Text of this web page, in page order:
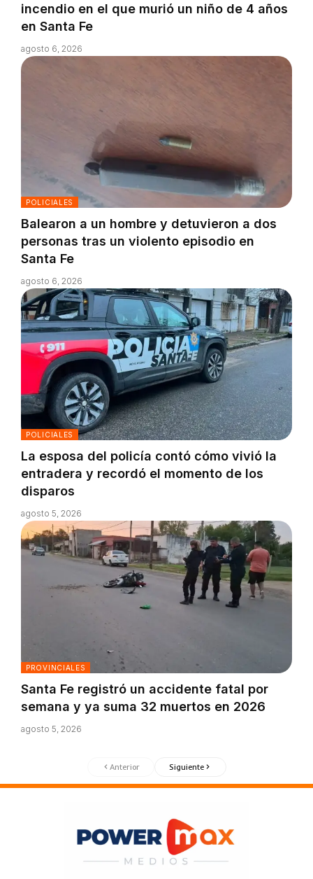
incendio en el que murió un niño de 4 años
en Santa Fe
agosto 6, 2026
POLICIALES
Balearon a un hombre y detuvieron a dos
personas tras un violento episodio en
Santa Fe
agosto 6, 2026
POLICIALES
La esposa del policía contó cómo vivió la
entradera y recordó el momento de los
disparos
agosto 5, 2026
PROVINCIALES
Santa Fe registró un accidente fatal por
semana y ya suma 32 muertos en 2026
agosto 5, 2026
Anterior Siguiente